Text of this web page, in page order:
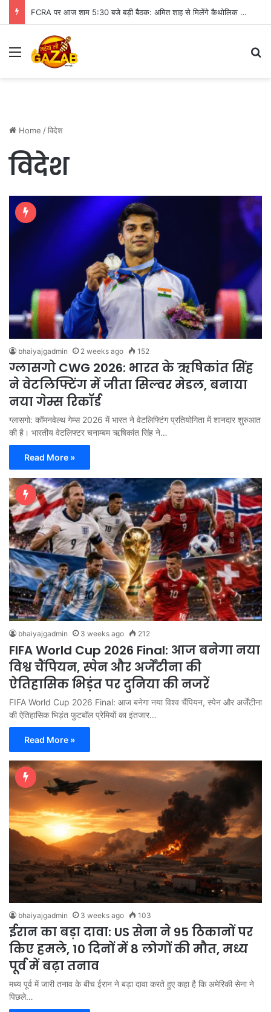
FCRA पर आज शाम 5:30 बजे बड़ी बैठक: अमित शाह से मिलेंगे कैथोलिक बिशप, इन मुद्दों पर हो सकती है चर्चा
Menu
Home /विदेश
विदेश
bhaiyajgadmin 2 weeks ago 152
ग्लासगो CWG 2026: भारत के ऋषिकांत सिंह
ने वेटलिफ्टिंग में जीता सिल्वर मेडल, बनाया
नया गेम्स रिकॉर्ड
ग्लासगो: कॉमनवेल्थ गेम्स 2026 में भारत ने वेटलिफ्टिंग प्रतियोगिता में शानदार शुरुआत
की है। भारतीय वेटलिफ्टर चनाम्बम ऋषिकांत सिंह ने…
Read More »
bhaiyajgadmin 3 weeks ago 212
FIFA World Cup 2026 Final: आज बनेगा नया
विश्व चैंपियन, स्पेन और अर्जेंटीना की
ऐतिहासिक भिड़ंत पर दुनिया की नजरें
FIFA World Cup 2026 Final: आज बनेगा नया विश्व चैंपियन, स्पेन और अर्जेंटीना
की ऐतिहासिक भिड़ंत फुटबॉल प्रेमियों का इंतजार…
Read More »
bhaiyajgadmin 3 weeks ago 103
ईरान का बड़ा दावा: US सेना ने 95 ठिकानों पर
किए हमले, 10 दिनों में 8 लोगों की मौत, मध्य
पूर्व में बढ़ा तनाव
मध्य पूर्व में जारी तनाव के बीच ईरान ने बड़ा दावा करते हुए कहा है कि अमेरिकी सेना ने
पिछले…